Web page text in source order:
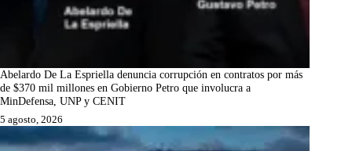
Abelardo De La Espriella denuncia corrupción en contratos por más
de $370 mil millones en Gobierno Petro que involucra a
MinDefensa, UNP y CENIT
5 agosto, 2026